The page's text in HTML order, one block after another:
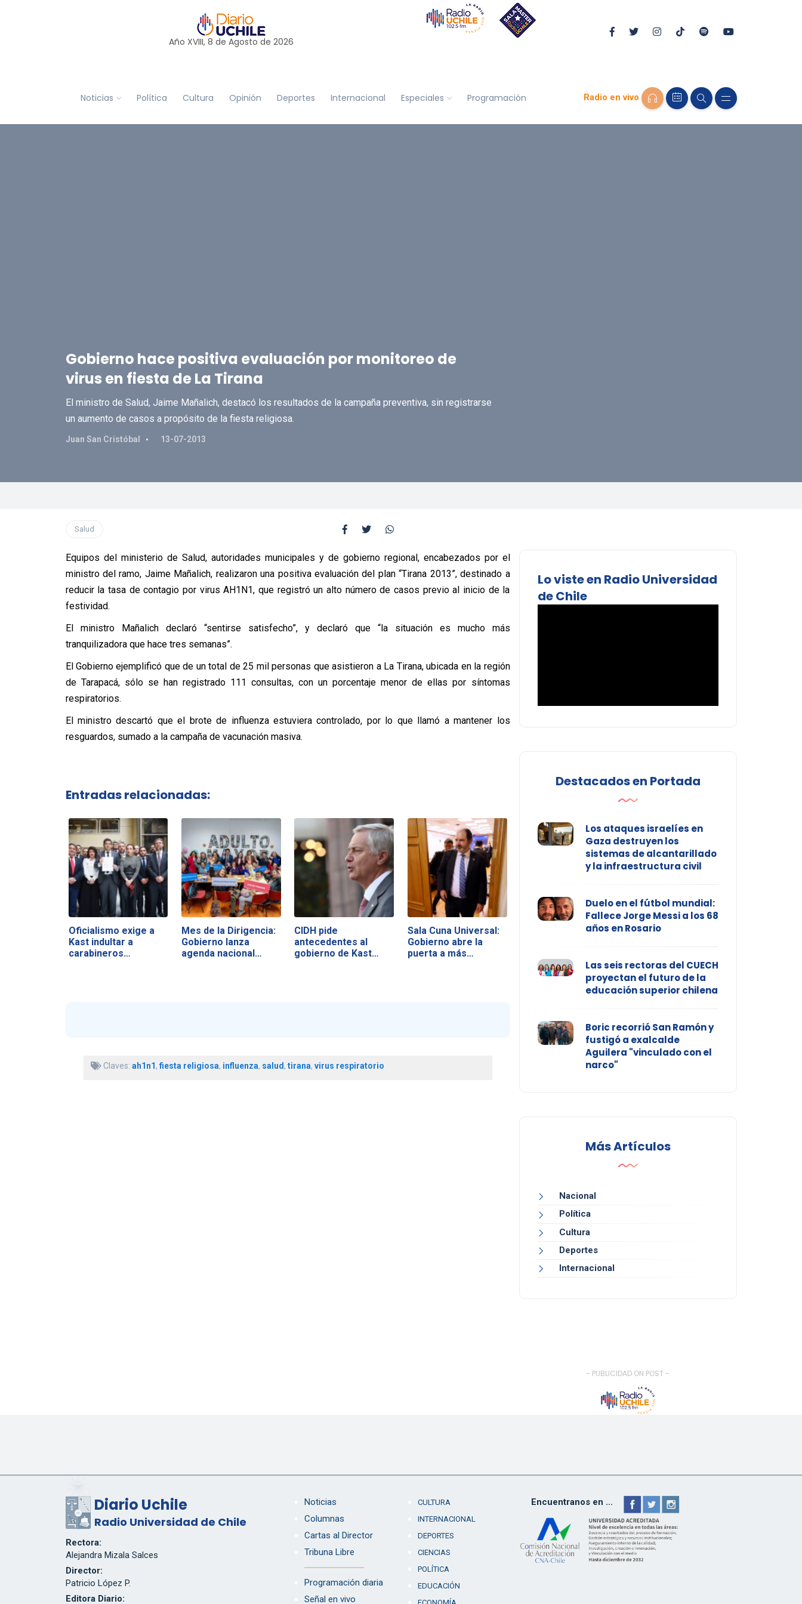
Año XVIII, 8 de Agosto de 2026
Noticias Política Cultura Opinión Deportes Internacional Especiales Programación Radio en vivo
Gobierno hace positiva evaluación por monitoreo de
virus en fiesta de La Tirana
El ministro de Salud, Jaime Mañalich, destacó los resultados de la campaña preventiva, sin registrarse
un aumento de casos a propósito de la fiesta religiosa.
Juan San Cristóbal 13-07-2013
Salud
Equipos del ministerio de Salud, autoridades municipales y de gobierno regional, encabezados por el
ministro del ramo, Jaime Mañalich, realizaron una positiva evaluación del plan “Tirana 2013”, destinado a
reducir la tasa de contagio por virus AH1N1, que registró un alto número de casos previo al inicio de la
festividad.
El ministro Mañalich declaró “sentirse satisfecho”, y declaró que “la situación es mucho más
tranquilizadora que hace tres semanas”.
El Gobierno ejemplificó que de un total de 25 mil personas que asistieron a La Tirana, ubicada en la región
de Tarapacá, sólo se han registrado 111 consultas, con un porcentaje menor de ellas por síntomas
respiratorios.
El ministro descartó que el brote de influenza estuviera controlado, por lo que llamó a mantener los
resguardos, sumado a la campaña de vacunación masiva.
Entradas relacionadas:
Oficialismo exige a
Kast indultar a
carabineros…
Mes de la Dirigencia:
Gobierno lanza
agenda nacional…
CIDH pide
antecedentes al
gobierno de Kast
Sala Cuna Universal:
Gobierno abre la
puerta a más…
Claves: ah1n1, fiesta religiosa, influenza, salud, tirana, virus respiratorio
Lo viste en Radio Universidad
de Chile
Destacados en Portada
Los ataques israelíes en
Gaza destruyen los
sistemas de alcantarillado
y la infraestructura civil
Duelo en el fútbol mundial:
Fallece Jorge Messi a los 68
años en Rosario
Las seis rectoras del CUECH
proyectan el futuro de la
educación superior chilena
Boric recorrió San Ramón y
fustigó a exalcalde
Aguilera "vinculado con el
narco"
Más Artículos
Nacional
Política
Cultura
Deportes
Internacional
- PUBLICIDAD ON POST -
Diario Uchile
Radio Universidad de Chile
Rectora:
Alejandra Mizala Salces
Director:
Patricio López P.
Editora Diario:
Noticias
Columnas
Cartas al Director
Tribuna Libre
Programación diaria
Señal en vivo
CULTURA
INTERNACIONAL
DEPORTES
CIENCIAS
POLÍTICA
EDUCACIÓN
Encuentranos en ...